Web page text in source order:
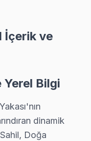
Servisi
İçerik ve
Bilgi
dinamik
Doğa